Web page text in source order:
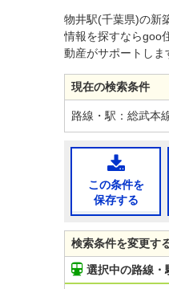
物井駅(千葉県)の新
情報を探すならgoo
動産がサポートしま
現在の検索条件
路線・駅：総武本
この条件を
保存する
検索条件を変更す
選択中の路線・